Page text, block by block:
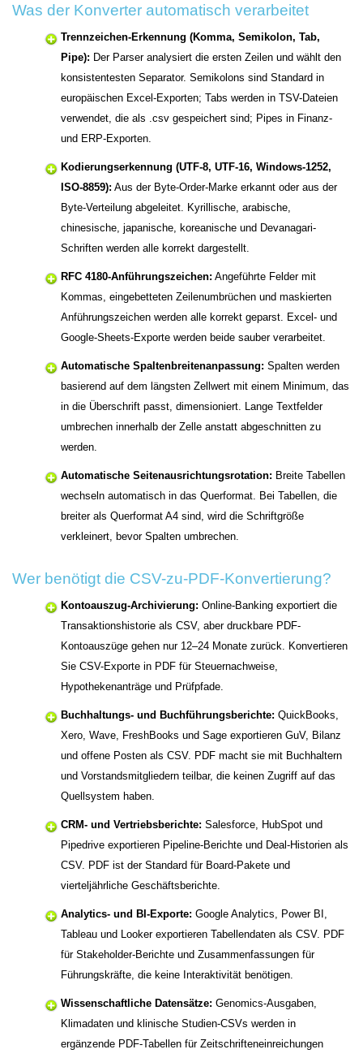
Was der Konverter automatisch verarbeitet
Trennzeichen-Erkennung (Komma, Semikolon, Tab,
Pipe): Der Parser analysiert die ersten Zeilen und wählt den
konsistentesten Separator. Semikolons sind Standard in
europäischen Excel-Exporten; Tabs werden in TSV-Dateien
verwendet, die als .csv gespeichert sind; Pipes in Finanz-
und ERP-Exporten.
Kodierungserkennung (UTF-8, UTF-16, Windows-1252,
ISO-8859): Aus der Byte-Order-Marke erkannt oder aus der
Byte-Verteilung abgeleitet. Kyrillische, arabische,
chinesische, japanische, koreanische und Devanagari-
Schriften werden alle korrekt dargestellt.
RFC 4180-Anführungszeichen: Angeführte Felder mit
Kommas, eingebetteten Zeilenumbrüchen und maskierten
Anführungszeichen werden alle korrekt geparst. Excel- und
Google-Sheets-Exporte werden beide sauber verarbeitet.
Automatische Spaltenbreitenanpassung: Spalten werden
basierend auf dem längsten Zellwert mit einem Minimum, das
in die Überschrift passt, dimensioniert. Lange Textfelder
umbrechen innerhalb der Zelle anstatt abgeschnitten zu
werden.
Automatische Seitenausrichtungsrotation: Breite Tabellen
wechseln automatisch in das Querformat. Bei Tabellen, die
breiter als Querformat A4 sind, wird die Schriftgröße
verkleinert, bevor Spalten umbrechen.
Wer benötigt die CSV-zu-PDF-Konvertierung?
Kontoauszug-Archivierung: Online-Banking exportiert die
Transaktionshistorie als CSV, aber druckbare PDF-
Kontoauszüge gehen nur 12–24 Monate zurück. Konvertieren
Sie CSV-Exporte in PDF für Steuernachweise,
Hypothekenanträge und Prüfpfade.
Buchhaltungs- und Buchführungsberichte: QuickBooks,
Xero, Wave, FreshBooks und Sage exportieren GuV, Bilanz
und offene Posten als CSV. PDF macht sie mit Buchhaltern
und Vorstandsmitgliedern teilbar, die keinen Zugriff auf das
Quellsystem haben.
CRM- und Vertriebsberichte: Salesforce, HubSpot und
Pipedrive exportieren Pipeline-Berichte und Deal-Historien als
CSV. PDF ist der Standard für Board-Pakete und
vierteljährliche Geschäftsberichte.
Analytics- und BI-Exporte: Google Analytics, Power BI,
Tableau und Looker exportieren Tabellendaten als CSV. PDF
für Stakeholder-Berichte und Zusammenfassungen für
Führungskräfte, die keine Interaktivität benötigen.
Wissenschaftliche Datensätze: Genomics-Ausgaben,
Klimadaten und klinische Studien-CSVs werden in
ergänzende PDF-Tabellen für Zeitschrifteneinreichungen